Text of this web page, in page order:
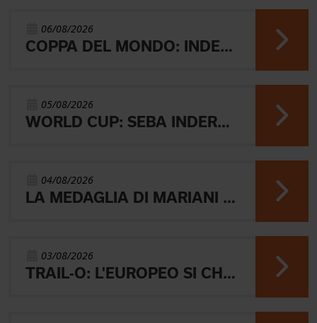
06/08/2026
COPPA DEL MONDO: INDERST 45° VINCONO AEBERSOLD E SVENSK
05/08/2026
WORLD CUP: SEBA INDERST ACCEDE ALLA FINALE A
04/08/2026
LA MEDAGLIA DI MARIANI E QUEL RICORDO CHE NON SVANISCE.
03/08/2026
TRAIL-O: L'EUROPEO SI CHIUDE CON L'ARGENTO JUNIOR, IL 4° PARALIMPICO E 5° OPEN